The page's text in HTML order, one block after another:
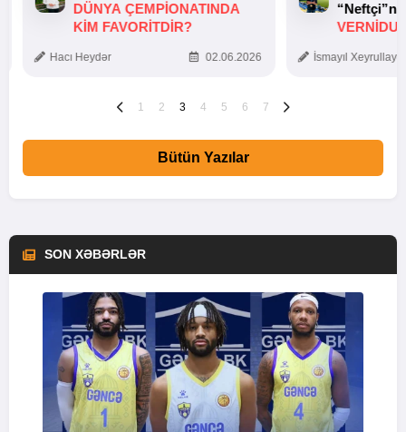
DÜNYA ÇEMPIONATINDA
KIM FAVORITDIR?
Hacı Heydər 02.06.2026 İsmayıl
1 2 3 4 5 6 7
Bütün Yazılar
SON XƏBƏRLƏR